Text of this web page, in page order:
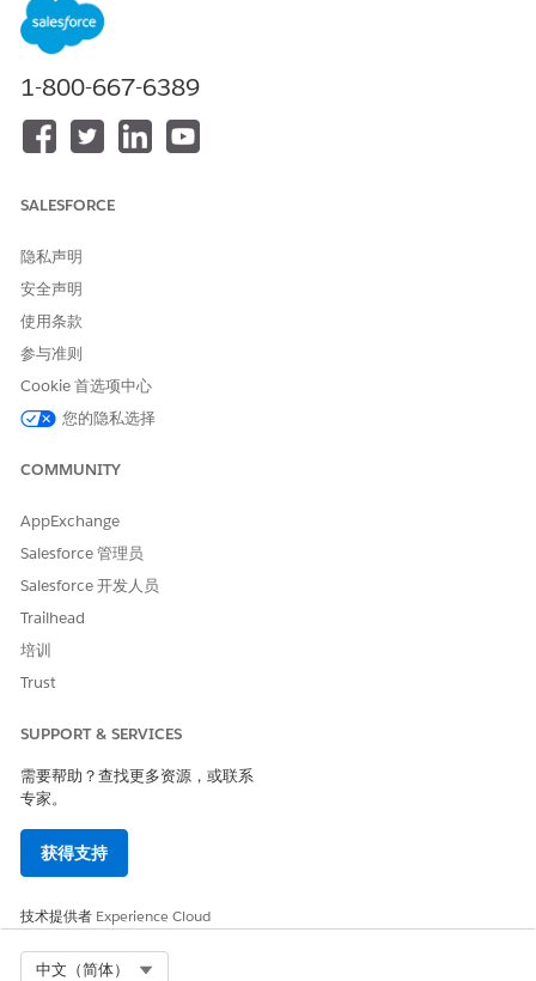
推荐配置
选择“使用默认数据灵敏性级别”或与内部业务使用保持一致。
安全影响
感数据，例如 PII 或受监管信息，从而导致更高的违规、未经授权
的访问和违反法规的风险。
安全风险（如果未配置）
配置错误或缺少数据分类无法识别和保护敏感数据，允许未经授权
配置错误或缺少数据分类无法识别和保护敏感数据，允许未经授权
访问重要信息。
关键 (9.0–10.0)。
风险影响注意事项
对敏感数据的未授权访问，例如 PII、合规性失败（例如，
高风险
缺少字段的数据灵敏性和分类设置。
略来限制对分类数据的访问和下载，客户可以降低风险。
1-800-667-6389
SALESFORCE
隐私声明
安全声明
使用条款
参与准则
Cookie 首选项中心
您的隐私选择
COMMUNITY
AppExchange
Salesforce 管理员
Salesforce 开发人员
Trailhead
培训
Trust
SUPPORT & SERVICES
需要帮助？查找更多资源，或联系
专家。
获得支持
技术提供者 Experience Cloud
中文（简体）